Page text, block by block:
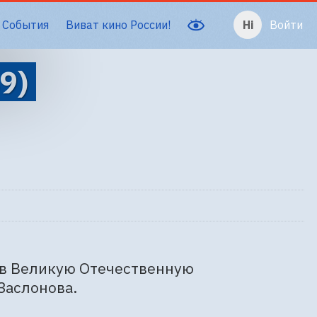
События Виват кино России! Войти
Великую Отечественную